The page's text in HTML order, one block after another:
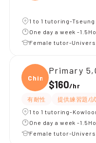
1 to 1 tutoring-Tseung
One day a week -
Female tutor-
Chine
Primary
$160/hr
有耐性
提供練習題/
1 to 1 tutoring-
One day a week -
Female tutor-